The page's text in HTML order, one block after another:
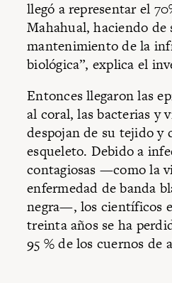
llegó a representar el
Mahahual, haciendo de
mantenimiento de la
biológica”, explica el
Entonces llegaron las
al coral, las bacterias y
despojan de su tejido y
esqueleto. Debido a
contagiosas —como la
enfermedad de banda
negra—, los científicos
treinta años se ha
95 % de los cuernos de